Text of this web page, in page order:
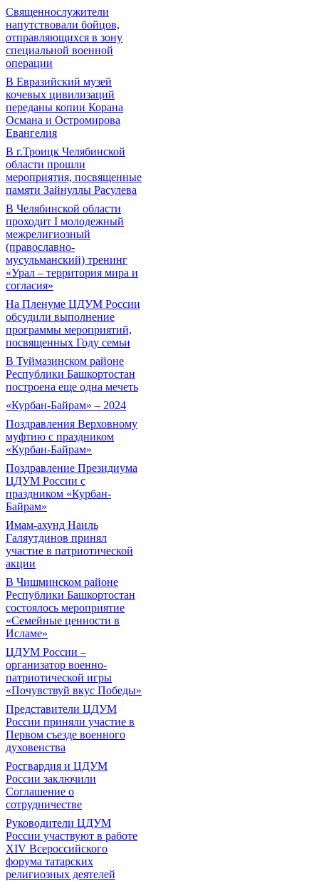
Священнослужители
напутствовали бойцов,
отправляющихся в зону
специальной военной
операции
В Евразийский музей
кочевых цивилизаций
переданы копии Корана
Османа и Остромирова
Евангелия
В г.Троицк Челябинской
области прошли
мероприятия, посвященные
памяти Зайнуллы Расулева
В Челябинской области
проходит I молодежный
межрелигиозный
(православно-
мусульманский) тренинг
«Урал – территория мира и
согласия»
На Пленуме ЦДУМ России
обсудили выполнение
программы мероприятий,
посвященных Году семьи
В Туймазинском районе
Республики Башкортостан
построена еще одна мечеть
«Курбан-Байрам» – 2024
Поздравления Верховному
муфтию с праздником
«Курбан-Байрам»
Поздравление Президиума
ЦДУМ России с
праздником «Курбан-
Байрам»
Имам-ахунд Наиль
Галяутдинов принял
участие в патриотической
акции
В Чишминском районе
Республики Башкортостан
состоялось мероприятие
«Семейные ценности в
Исламе»
ЦДУМ России –
организатор военно-
патриотической игры
«Почувствуй вкус Победы»
Представители ЦДУМ
России приняли участие в
Первом съезде военного
духовенства
Росгвардия и ЦДУМ
России заключили
Соглашение о
сотрудничестве
Руководители ЦДУМ
России участвуют в работе
XIV Всероссийского
форума татарских
религиозных деятелей